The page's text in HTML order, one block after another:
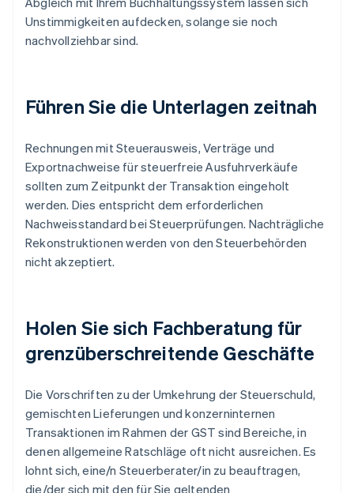
Unstimmigkeiten aufdecken, solange sie noch
nachvollziehbar sind.
Führen Sie die Unterlagen zeitnah
Rechnungen mit Steuerausweis, Verträge und
Exportnachweise für steuerfreie Ausfuhrverkäufe
sollten zum Zeitpunkt der Transaktion eingeholt
werden. Dies entspricht dem erforderlichen
Nachweisstandard bei Steuerprüfungen. Nachträgliche
Rekonstruktionen werden von den Steuerbehörden
nicht akzeptiert.
Holen Sie sich Fachberatung für
grenzüberschreitende Geschäfte
Die Vorschriften zu der Umkehrung der Steuerschuld,
gemischten Lieferungen und konzerninternen
Transaktionen im Rahmen der GST sind Bereiche, in
denen allgemeine Ratschläge oft nicht ausreichen. Es
lohnt sich, eine/n Steuerberater/in zu beauftragen,
die/der sich mit den für Sie geltenden